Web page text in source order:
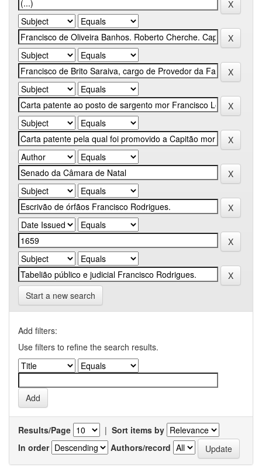
Start a new search
Add filters:
Use filters to refine the search results.
Results/Page | Sort items by
In order
Authors/record